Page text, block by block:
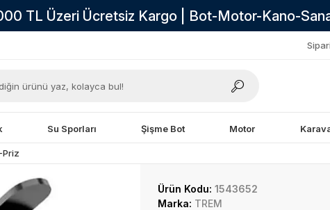
TL Üzeri Ücretsiz Kargo | Bot-Motor-Kano-
Su Sporları Şişme Bot Motor
Priz
Ürün Kodu: 1543652
Marka: TREM